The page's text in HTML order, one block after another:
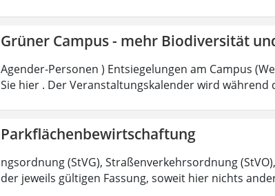
Grüner Campus - mehr Biodiversität
Agender-Personen ) Entsiegelungen am Campus
Sie hier . Der Veranstaltungskalender wird während
Parkflächenbewirtschaftung
ngsordnung (StVG), Straßenverkehrsordnung
der jeweils gültigen Fassung, soweit hier nichts